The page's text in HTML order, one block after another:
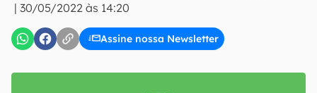
| 30/05/2022 às 14:20
Assine nossa Newsletter